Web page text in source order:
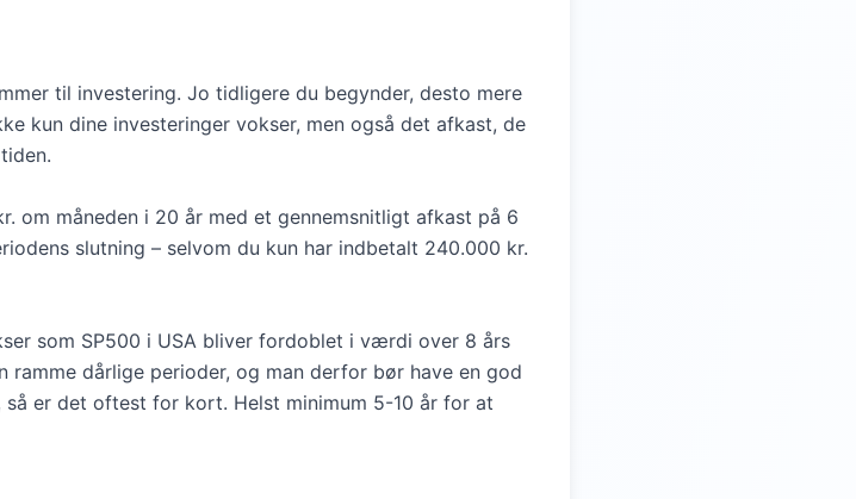
til investering. Jo tidligere du begynder, desto mere
kun dine investeringer vokser, men også det afkast, de
om måneden i 20 år med et gennemsnitligt afkast på 6
slutning – selvom du kun har indbetalt 240.000 kr.
som SP500 i USA bliver fordoblet i værdi over 8 års
dårlige perioder, og man derfor bør have en god
er det oftest for kort. Helst minimum 5-10 år for at